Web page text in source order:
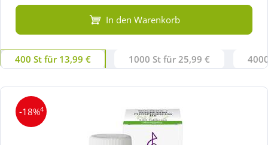
In den Warenkorb
400 St für 13,99 € 1000 St für 25,99 €
-18%4